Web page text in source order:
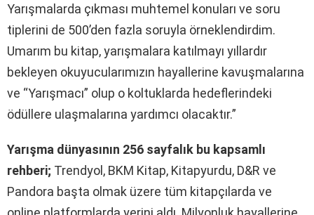
Yarışmalarda çıkması muhtemel konuları ve soru
tiplerini de 500’den fazla soruyla örneklendirdim.
Umarım bu kitap, yarışmalara katılmayı yıllardır
bekleyen okuyucularımızın hayallerine kavuşmalarına
ve “Yarışmacı” olup o koltuklarda hedeflerindeki
ödüllere ulaşmalarına yardımcı olacaktır.”
Yarışma dünyasının 256 sayfalık bu kapsamlı
rehberi; Trendyol, BKM Kitap, Kitapyurdu, D&R ve
Pandora başta olmak üzere tüm kitapçılarda ve